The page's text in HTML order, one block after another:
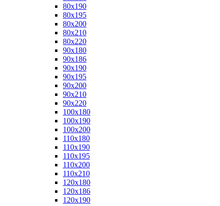
80x190
80x195
80x200
80x210
80x220
90x180
90x186
90x190
90x195
90x200
90x210
90x220
100x180
100x190
100x200
110x180
110x190
110x195
110x200
110x210
120x180
120x186
120x190